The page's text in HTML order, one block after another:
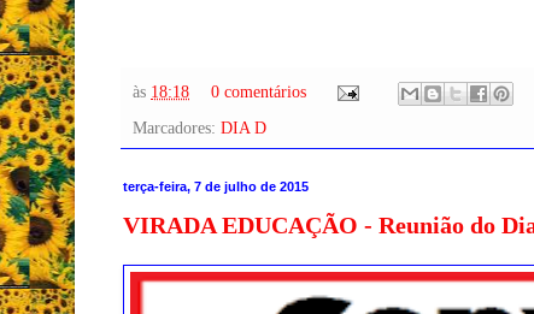
às 18:18
0 comentários
Marcadores: DIA D
terça-feira, 7 de julho de 2015
VIRADA EDUCAÇÃO - Reunião do